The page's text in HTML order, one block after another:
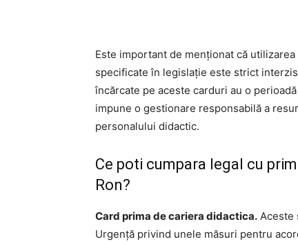
Este important de menționat că
specificate în legislație este strict
încărcate pe aceste carduri au o
impune o gestionare responsabilă a
personalului didactic.
Ce poti cumpara legal cu
Ron?
Card prima de cariera didactica. Aceste
Urgență privind unele măsuri pentru